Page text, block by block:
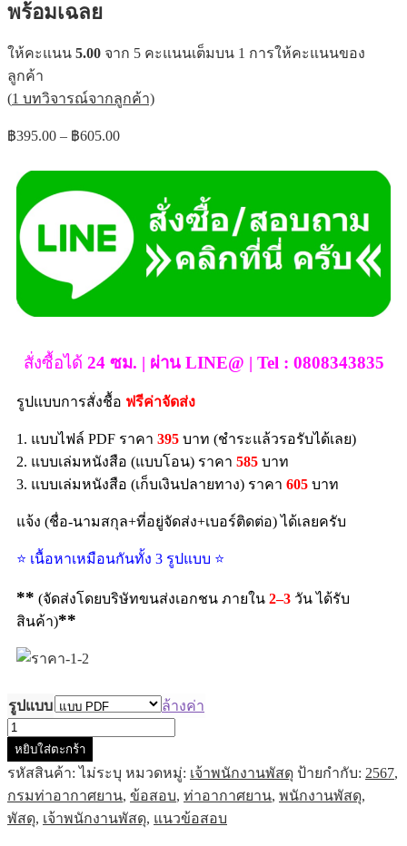
พร้อมเฉลย
ให้คะแนน 5.00 จาก 5 คะแนนเต็มบน 1 การให้คะแนนของ
ลูกค้า
(1 บทวิจารณ์จากลูกค้า)
฿395.00 – ฿605.00
สั่งซื้อได้ 24 ซม. | ผ่าน LINE@ | Tel : 0808343835
รูปแบบการสั่งชื้อ ฟรีค่าจัดส่ง
1. แบบไฟล์ PDF ราคา 395 บาท (ชำระแล้วรอรับได้เลย)
2. แบบเล่มหนังสือ (แบบโอน) ราคา 585 บาท
3. แบบเล่มหนังสือ (เก็บเงินปลายทาง) ราคา 605 บาท
แจ้ง (ชื่อ-นามสกุล+ที่อยู่จัดส่ง+เบอร์ติดต่อ) ได้เลยครับ
⭐ เนื้อหาเหมือนกันทั้ง 3 รูปแบบ ⭐
** (จัดส่งโดยบริษัทขนส่งเอกชน ภายใน 2–3 วัน ได้รับ
สินค้า)**
รูปแบบ ล้างค่า
หยิบใส่ตะกร้า
รหัสสินค้า:ไม่ระบุ หมวดหมู่: เจ้าพนักงานพัสดุ ป้ายกำกับ: 2567,
กรมท่าอากาศยาน, ข้อสอบ, ท่าอากาศยาน, พนักงานพัสดุ,
พัสดุ, เจ้าพนักงานพัสดุ, แนวข้อสอบ